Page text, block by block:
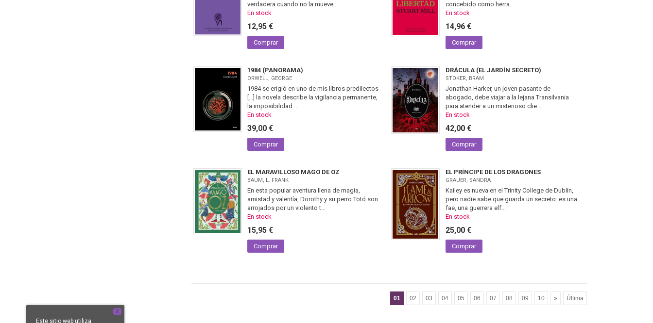
verdadera cuando no la mueve...
En stock
12,95 €
Comprar
concebido como herra...
En stock
14,96 €
Comprar
1984 (PANORAMA)
ORWELL, GEORGE
1984 se erigió en uno de mis libros predilectos
[...] la novela describe la vigilancia permanente,
la imposibilidad ...
En stock
39,00 €
Comprar
DRÁCULA (EL JARDÍN SECRETO)
STOKER, BRAM
Jonathan Harker, un joven pasante de
abogado, debe viajar a la lejana Transilvania
para atender a un misterioso clie...
En stock
42,00 €
Comprar
EL MARAVILLOSO MAGO DE OZ
BAUM, L. FRANK
En esta popular aventura llena de magia,
amistad y valentía, Dorothy y su perro Totó son
arrojados por un violento t...
En stock
15,95 €
Comprar
EL PRÍNCIPE DE LOS DRAGONES
GRAUER, SANDRA
Kailey es nueva en el Trinity College de Dublín,
pero nadie sabe que guarda un secreto: es una
fae, una guerrera elf...
En stock
25,00 €
Comprar
01 02 03 04 05 06 07 08 09 10 » Última
X
Este sitio web utiliza